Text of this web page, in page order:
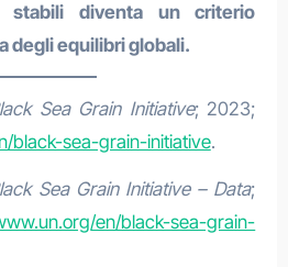
stabili diventa un criterio
degli equilibri globali.
Sea Grain Initiative; 2023;
black-sea-grain-initiative.
Sea Grain Initiative – Data;
en/black-sea-grain-